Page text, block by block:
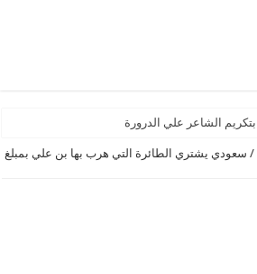
/ سعودي يشتري الطائرة التي هرب بها بن علي بمبلغ